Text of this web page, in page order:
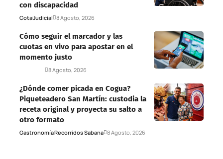
con discapacidad
CotaJudicial 8 Agosto, 2026
Cómo seguir el marcador y las
cuotas en vivo para apostar en el
momento justo
8 Agosto, 2026
¿Dónde comer picada en Cogua?
Piqueteadero San Martín: custodia la
receta original y proyecta su salto a
otro formato
GastronomíaRecorridos Sabana 8 Agosto, 2026